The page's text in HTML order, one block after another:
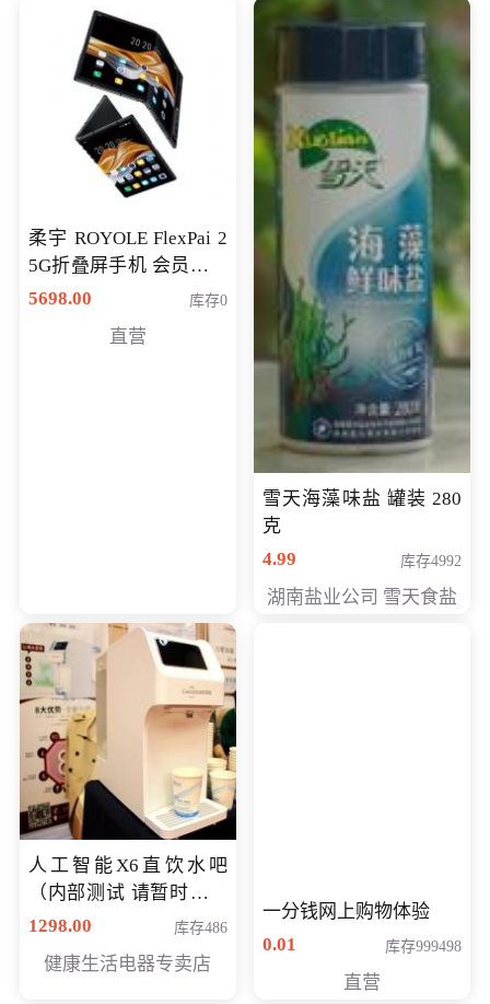
柔宇 ROYOLE FlexPai 2
5G折叠屏手机 会员专享
购买价格 4998元
5698.00 库存0
直营
雪天海藻味盐 罐装 280
克
4.99
库存4992
湖南盐业公司 雪天食盐
人工智能X6直饮水吧
（内部测试 请暂时不要
购买）
1298.00 库存486
健康生活电器专卖店
一分钱网上购物体验
0.01
库存999498
直营